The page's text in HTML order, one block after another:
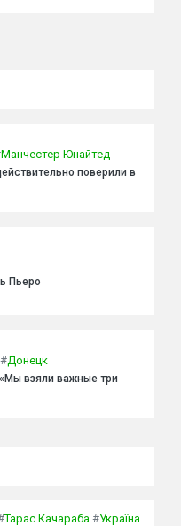
Манчестер Юнайтед
поверили в
Пьеро
#Донецк
взяли важные три
Тарас Качараба #Україна